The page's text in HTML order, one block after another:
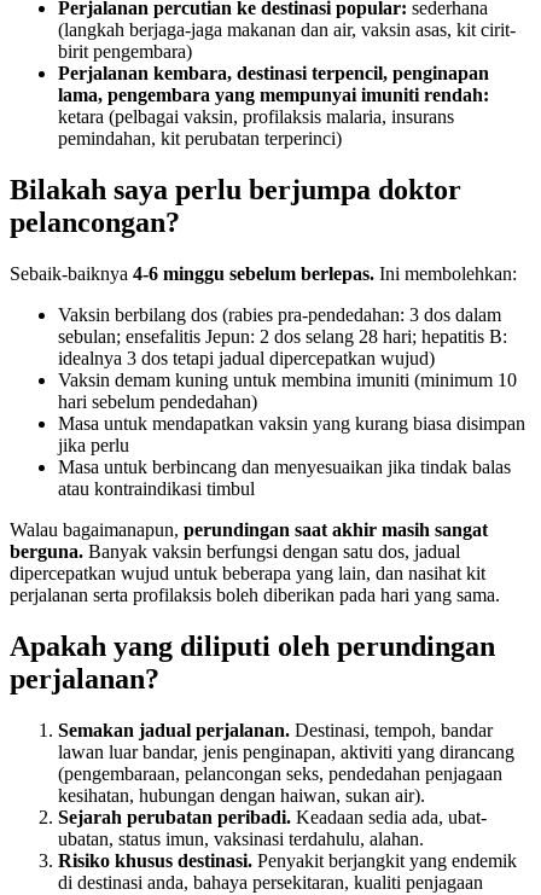
Perjalanan percutian ke destinasi popular: sederhana
(langkah berjaga-jaga makanan dan air, vaksin asas, kit cirit-
birit pengembara)
Perjalanan kembara, destinasi terpencil, penginapan
lama, pengembara yang mempunyai imuniti rendah:
ketara (pelbagai vaksin, profilaksis malaria, insurans
pemindahan, kit perubatan terperinci)
Bilakah saya perlu berjumpa doktor
pelancongan?
Sebaik-baiknya 4-6 minggu sebelum berlepas. Ini membolehkan:
Vaksin berbilang dos (rabies pra-pendedahan: 3 dos dalam
sebulan; ensefalitis Jepun: 2 dos selang 28 hari; hepatitis B:
idealnya 3 dos tetapi jadual dipercepatkan wujud)
Vaksin demam kuning untuk membina imuniti (minimum 10
hari sebelum pendedahan)
Masa untuk mendapatkan vaksin yang kurang biasa disimpan
jika perlu
Masa untuk berbincang dan menyesuaikan jika tindak balas
atau kontraindikasi timbul
Walau bagaimanapun, perundingan saat akhir masih sangat
berguna. Banyak vaksin berfungsi dengan satu dos, jadual
dipercepatkan wujud untuk beberapa yang lain, dan nasihat kit
perjalanan serta profilaksis boleh diberikan pada hari yang sama.
Apakah yang diliputi oleh perundingan
perjalanan?
Semakan jadual perjalanan. Destinasi, tempoh, bandar
lawan luar bandar, jenis penginapan, aktiviti yang dirancang
(pengembaraan, pelancongan seks, pendedahan penjagaan
kesihatan, hubungan dengan haiwan, sukan air).
Sejarah perubatan peribadi. Keadaan sedia ada, ubat-
ubatan, status imun, vaksinasi terdahulu, alahan.
Risiko khusus destinasi. Penyakit berjangkit yang endemik
di destinasi anda, bahaya persekitaran, kualiti penjagaan